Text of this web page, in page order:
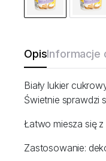
OpisInformacje
Biały lukier
Świetnie sprawdzi
Łatwo miesza się
Zastosowanie: